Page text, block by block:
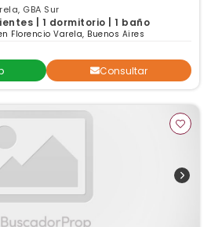
GBA Sur
| 1 dormitorio | 1 baño
Florencio Varela, Buenos Aires
Consultar